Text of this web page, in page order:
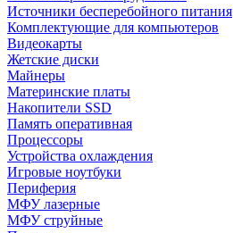
Источники бесперебойного питания
Комплектующие для компьютеров
Видеокарты
Жетские диски
Майнеры
Материнские платы
Накопители SSD
Память оперативная
Процессоры
Устройства охлаждения
Игровые ноутбуки
Периферия
МФУ лазерные
МФУ струйные